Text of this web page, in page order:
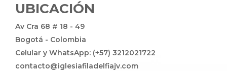
UBICACIÓN
Av Cra 68 # 18 - 49
Bogotá - Colombia
Celular y WhatsApp: (+57) 3212021722
contacto@iglesiafiladelfiajv.com